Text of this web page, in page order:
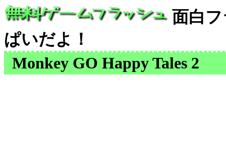
面白
ぱいだよ！
Monkey GO Happy Tales 2